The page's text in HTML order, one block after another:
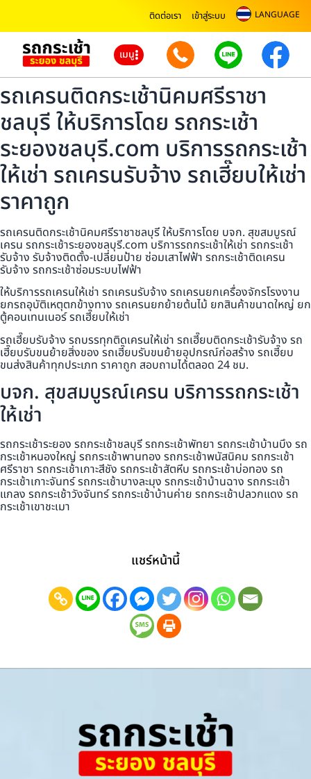
ติดต่อเรา เข้าสู่ระบบ LANGUAGE
เมนู
รถเครนติดกระเช้านิคมศรีราชา
ชลบุรี ให้บริการโดย รถกระเช้า
ระยองชลบุรี.com บริการรถกระเช้า
ให้เช่า รถเครนรับจ้าง รถเฮี๊ยบให้เช่า
ราคาถูก
รถเครนติดกระเช้านิคมศรีราชาชลบุรี ให้บริการโดย บจก. สุขสมบูรณ์
เครน รถกระเช้าระยองชลบุรี.com บริการรถกระเช้าให้เช่า รถกระเช้า
รับจ้าง รับจ้างติดตั้ง-เปลี่ยนป้าย ซ่อมเสาไฟฟ้า รถกระเช้าติดเครน
รับจ้าง รถกระเช้าซ่อมระบบไฟฟ้า
ให้บริการรถเครนให้เช่า รถเครนรับจ้าง รถเครนยกเครื่องจักรโรงงาน
ยกรถอุบัติเหตุตกข้างทาง รถเครนยกย้ายต้นไม้ ยกสินค้าขนาดใหญ่ ยก
ตู้คอนเทนเนอร์ รถเฮี๊ยบให้เช่า
รถเฮี๊ยบรับจ้าง รถบรรทุกติดเครนให้เช่า รถเฮี๊ยบติดกระเช้ารับจ้าง รถ
เฮี๊ยบรับขนย้ายสิ่งของ รถเฮี๊ยบรับขนย้ายอุปกรณ์ก่อสร้าง รถเฮี๊ยบ
ขนส่งสินค้าทุกประเภท ราคาถูก สอบถามได้ตลอด 24 ชม.
บจก. สุขสมบูรณ์เครน บริการรถกระเช้า
ให้เช่า
รถกระเช้าระยอง รถกระเช้าชลบุรี รถกระเช้าพัทยา รถกระเช้าบ้านบึง รถ
กระเช้าหนองใหญ่ รถกระเช้าพานทอง รถกระเช้าพนัสนิคม รถกระเช้า
ศรีราชา รถกระเช้าเกาะสีชัง รถกระเช้าสัตหีบ รถกระเช้าบ่อทอง รถ
กระเช้าเกาะจันทร์ รถกระเช้าบางละมุง รถกระเช้าบ้านฉาง รถกระเช้า
แกลง รถกระเช้าวังจันทร์ รถกระเช้าบ้านค่าย รถกระเช้าปลวกแดง รถ
กระเช้าเขาชะเมา
แชร์หน้านี้